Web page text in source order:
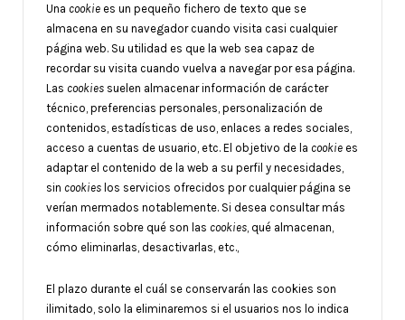
Una cookie es un pequeño fichero de texto que se
almacena en su navegador cuando visita casi cualquier
página web. Su utilidad es que la web sea capaz de
recordar su visita cuando vuelva a navegar por esa página.
Las cookies suelen almacenar información de carácter
técnico, preferencias personales, personalización de
contenidos, estadísticas de uso, enlaces a redes sociales,
acceso a cuentas de usuario, etc. El objetivo de la cookie es
adaptar el contenido de la web a su perfil y necesidades,
sin cookies los servicios ofrecidos por cualquier página se
verían mermados notablemente. Si desea consultar más
información sobre qué son las cookies , qué almacenan,
cómo eliminarlas, desactivarlas, etc.,
El plazo durante el cuál se conservarán las cookies son
ilimitado, solo la eliminaremos si el usuarios nos lo indica